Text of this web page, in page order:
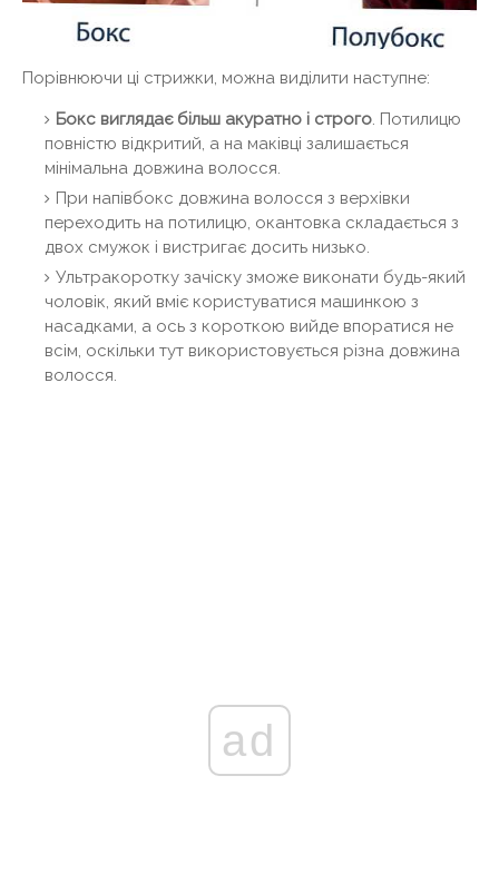
Порівнюючи ці стрижки, можна виділити наступне:
Бокс виглядає більш акуратно і строго . Потилицю
повністю відкритий, а на маківці залишається
мінімальна довжина волосся.
При напівбокс довжина волосся з верхівки
переходить на потилицю, окантовка складається з
двох смужок і вистригає досить низько.
Ультракоротку зачіску зможе виконати будь-який
чоловік, який вміє користуватися машинкою з
насадками, а ось з короткою вийде впоратися не
всім, оскільки тут використовується різна довжина
волосся.
ad